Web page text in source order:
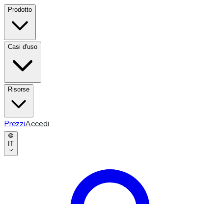
Prodotto
Casi d'uso
Risorse
PrezziAccedi
IT